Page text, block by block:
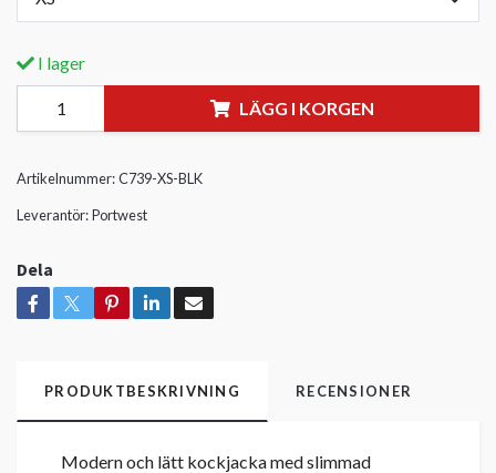
I lager
LÄGG I KORGEN
Artikelnummer:C739-XS-BLK
Leverantör:Portwest
Dela
PRODUKTBESKRIVNING RECENSIONER
Modern och lätt kockjacka med slimmad